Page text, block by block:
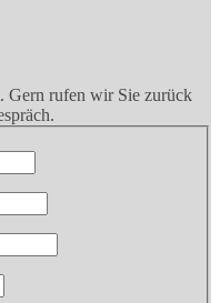
Gern rufen wir Sie zurück